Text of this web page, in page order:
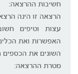
חשיבות ההרצאה:
הרצאה זו הינה
עצות וטיפים
האפשרות ואת
השונים את הכספים
מטרת ההרצאה: